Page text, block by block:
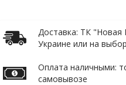
Доставка: ТК "Новая
Украине или на
Оплата наличными:
самовывозе